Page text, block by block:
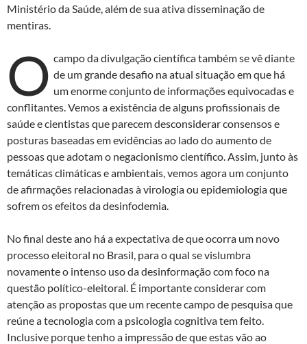
Ministério da Saúde, além de sua ativa disseminação de
mentiras.
O campo da divulgação científica também se vê diante
de um grande desafio na atual situação em que há
um enorme conjunto de informações equivocadas e
conflitantes. Vemos a existência de alguns profissionais de
saúde e cientistas que parecem desconsiderar consensos e
posturas baseadas em evidências ao lado do aumento de
pessoas que adotam o negacionismo científico. Assim, junto às
temáticas climáticas e ambientais, vemos agora um conjunto
de afirmações relacionadas à virologia ou epidemiologia que
sofrem os efeitos da desinfodemia.
No final deste ano há a expectativa de que ocorra um novo
processo eleitoral no Brasil, para o qual se vislumbra
novamente o intenso uso da desinformação com foco na
questão político-eleitoral. É importante considerar com
atenção as propostas que um recente campo de pesquisa que
reúne a tecnologia com a psicologia cognitiva tem feito.
Inclusive porque tenho a impressão de que estas vão ao